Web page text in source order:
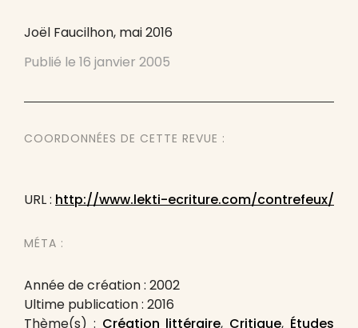
Joël Faucilhon, mai 2016
Publié le 16 janvier 2005
COORDONNÉES DE CETTE REVUE :
URL : http://www.lekti-ecriture.com/contrefeux/
MÉTA :
Année de création : 2002
Ultime publication : 2016
Thème(s) : Création littéraire, Critique, Études